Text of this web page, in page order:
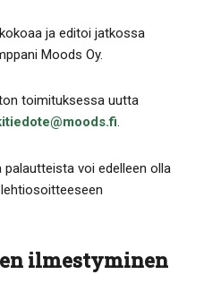
ja editoi jatkossa
Moods Oy.
toimituksessa uutta
.
voi edelleen olla
ilmestyminen